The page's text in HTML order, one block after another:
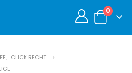
0
, CLICK RECHT